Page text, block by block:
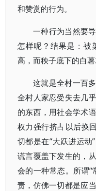
和赞赏的行为。
一种行为当然要
怎样呢？结果是：被
高，而秧子底下的白
这就是全村一百
全村人家忍受失去几
的东西，用社会学术
权力强行挤占以后换
切都是在“大跃进运动
谎言覆盖下发生的，
会的一种常态。所谓“
责，仿佛一切都是应